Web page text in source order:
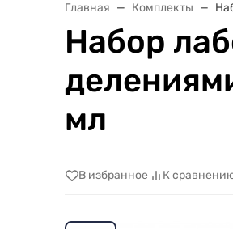
Главная Комплекты
Набор
мл
В избранное К